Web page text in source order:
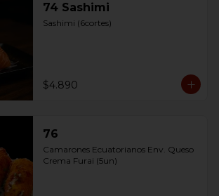
74 Sashimi
Sashimi (6cortes)
$4.890
76
Camarones Ecuatorianos Env. Queso
Crema Furai (5un)